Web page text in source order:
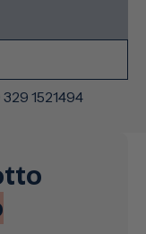
329 1521494